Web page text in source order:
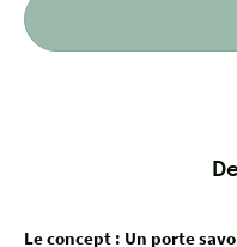
Le concept : Un porte